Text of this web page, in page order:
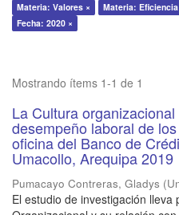
Materia: Valores ×
Materia: Eficiencia
Fecha: 2020 ×
Mostrando ítems 1-1 de 1
La Cultura
desempeño laboral de
oficina del Banco de
Umacollo, Arequipa 2019
Pumacayo Contreras, Gladys (
El estudio de investigación lleva